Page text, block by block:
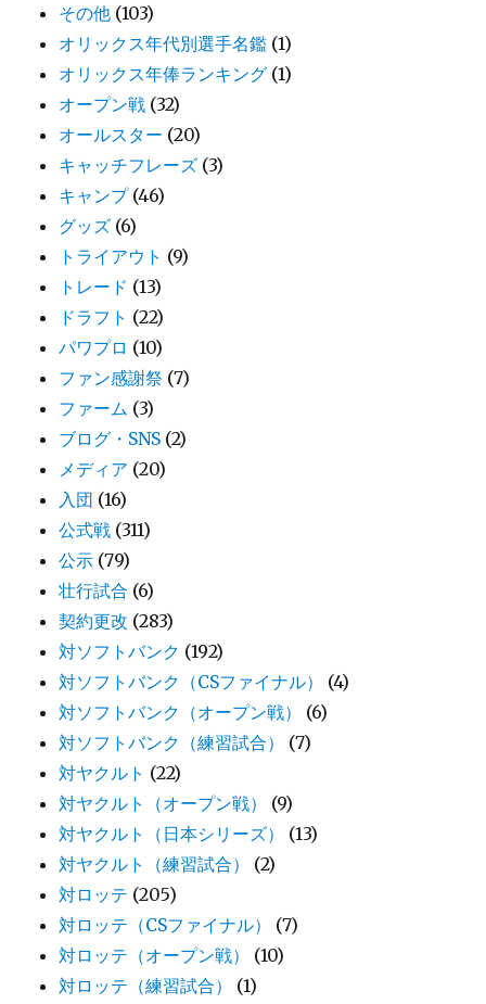
その他 (103)
オリックス年代別選手名鑑 (1)
オリックス年俸ランキング (1)
オープン戦 (32)
オールスター (20)
キャッチフレーズ (3)
キャンプ(46)
グッズ (6)
トライアウト (9)
トレード (13)
ドラフト (22)
パワプロ (10)
ファン感謝祭 (7)
ファーム (3)
ブログ・SNS (2)
メディア (20)
入団 (16)
公式戦 (311)
公示 (79)
壮行試合 (6)
契約更改 (283)
対ソフトバンク (192)
対ソフトバンク（CSファイナル）
(4)
対ソフトバンク（オープン戦）
(6)
対ソフトバンク（練習試合）
(7)
対ヤクルト (22)
対ヤクルト（オープン戦）
(9)
対ヤクルト（日本シリーズ）
(13)
対ヤクルト（練習試合）
(2)
対ロッテ (205)
対ロッテ（CSファイナル）
(7)
対ロッテ（オープン戦）
(10)
対ロッテ（練習試合）
(1)